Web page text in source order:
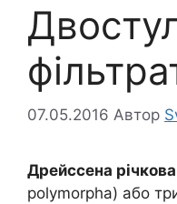
07.05.2016 Автор
Дрейссена річкова
polymorpha) або